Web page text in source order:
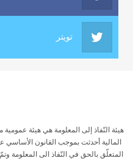
تويتر
هيئة النّفاذ إلى المعلومة هي هيئة عمومية
المتعلّق بالحق في النّفاذ الى